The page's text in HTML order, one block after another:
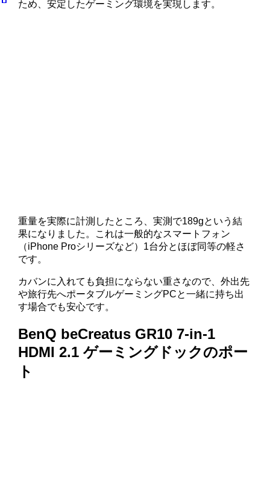
ため、安定したゲーミング環境を実現します。
重量を実際に計測したところ、実測で189gという結
果になりました。これは一般的なスマートフォン
（iPhone Proシリーズなど）1台分とほぼ同等の軽さ
です。
カバンに入れても負担にならない重さなので、外出先
や旅行先へポータブルゲーミングPCと一緒に持ち出
す場合でも安心です。
BenQ beCreatus GR10 7-in-1
HDMI 2.1 ゲーミングドックのポー
ト